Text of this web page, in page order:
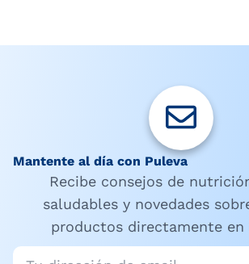
Mantente al día con Puleva
Recibe consejos de
saludables y novedades
productos directamente